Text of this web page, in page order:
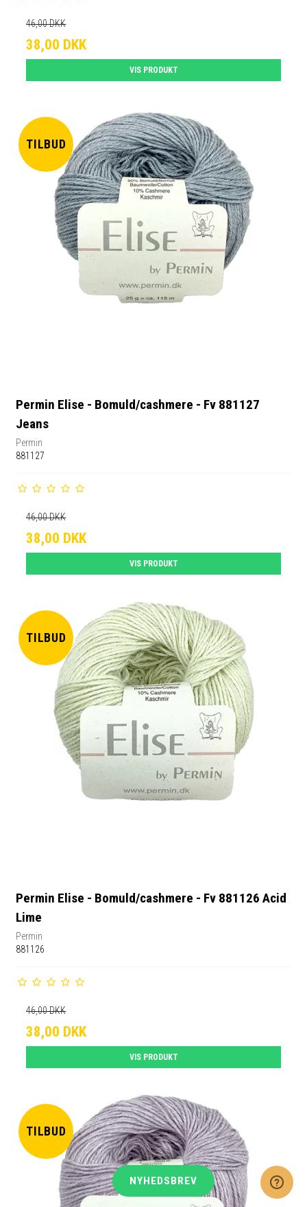
46,00 DKK
38,00 DKK
VIS PRODUKT
TILBUD
Permin Elise - Bomuld/cashmere - Fv 881127
Jeans
Permin
881127
46,00 DKK
38,00 DKK
VIS PRODUKT
TILBUD
Permin Elise - Bomuld/cashmere - Fv 881126 Acid
Lime
Permin
881126
46,00 DKK
38,00 DKK
VIS PRODUKT
TILBUD
NYHEDSBREV